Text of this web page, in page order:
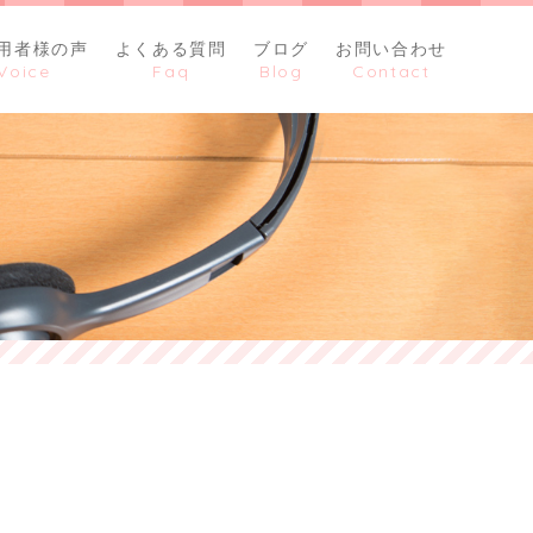
者様の声 よくある質問 ブログ お問い合わせ